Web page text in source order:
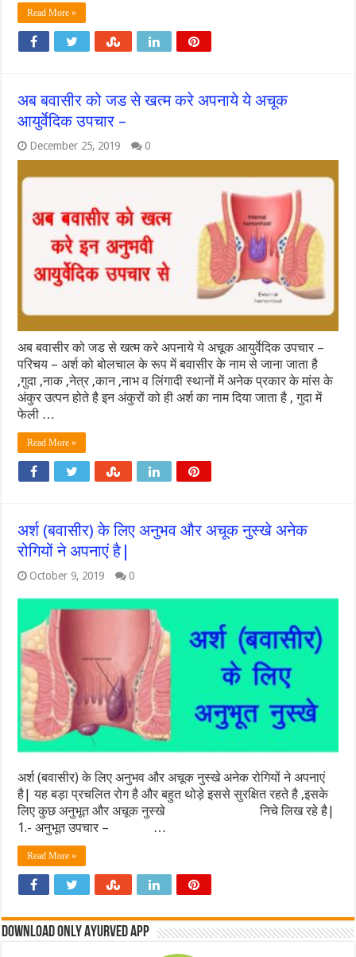
Read More »
अब बवासीर को जड से खत्म करे अपनाये ये अचूक
आयुर्वेदिक उपचार –
December 25, 2019 0
अब बवासीर को जड से खत्म करे अपनाये ये अचूक आयुर्वेदिक उपचार –
परिचय – अर्श को बोलचाल के रूप में बवासीर के नाम से जाना जाता है
,गुदा ,नाक ,नेत्र ,कान ,नाभ व लिंगादी स्थानों में अनेक प्रकार के मांस के
अंकुर उत्पन होते है इन अंकुरों को ही अर्श का नाम दिया जाता है , गुदा में
फेली …
Read More »
अर्श (बवासीर) के लिए अनुभव और अचूक नुस्खे अनेक
रोगियों ने अपनाएं है|
October 9, 2019 0
अर्श (बवासीर) के लिए अनुभव और अचूक नुस्खे अनेक रोगियों ने अपनाएं
है| यह बड़ा प्रचलित रोग है और बहुत थोड़े इससे सुरक्षित रहते है ,इसके
लिए कुछ अनुभूत और अचूक नुस्खे निचे लिख रहे है|
1.- अनुभूत उपचार – …
Read More »
Download Only Ayurved App